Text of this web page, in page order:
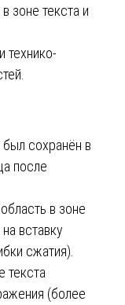
зоне текста и
технико-
был сохранён в
после
в зоне
вставку
сжатия).
текста
(более